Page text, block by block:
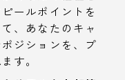
ールポイントを
、あなたのキャ
ジションを、プ
す。